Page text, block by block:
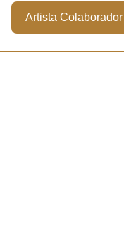
Artista Colaborador